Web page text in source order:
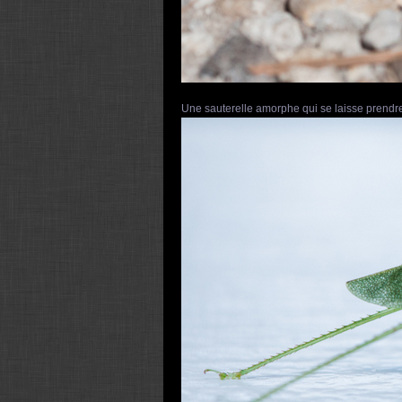
Une sauterelle amorphe qui se laisse